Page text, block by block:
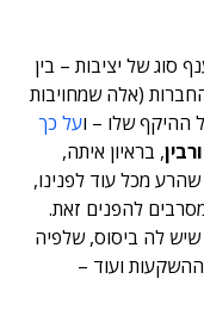
סוג של יציבות – בין
(אלה שמחויבות
ההיקף שלו – ועל כך
, בראיון איתה,
מכל עוד לפנינו,
להפנים זאת.
לה ביסוס, שלפיה
ועוד –